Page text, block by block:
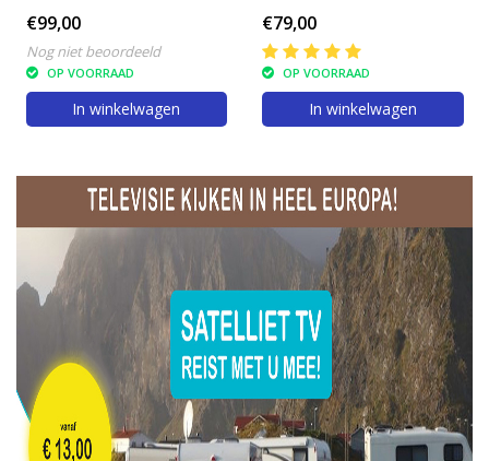
€99,00
Nog niet beoordeeld
OP VOORRAAD
In winkelwagen
€79,00
OP VOORRAAD
In winkelwagen